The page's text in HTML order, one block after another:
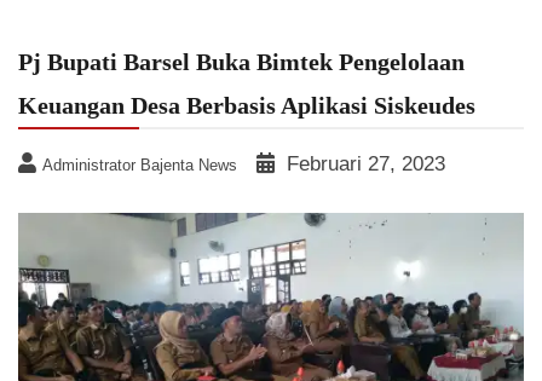
Pj Bupati Barsel Buka Bimtek Pengelolaan
Keuangan Desa Berbasis Aplikasi Siskeudes
Administrator Bajenta News Februari 27, 2023